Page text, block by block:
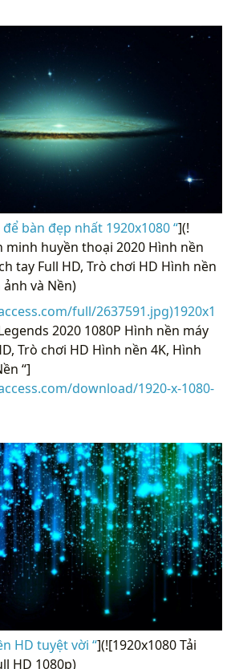
bàn đẹp nhất 1920x1080 “](!
minh huyền thoại 2020 Hình nền
tay Full HD, Trò chơi HD Hình nền
và Nền)
full/2637591.jpg)1920x1
2020 1080P Hình nền máy
Trò chơi HD Hình nền 4K, Hình
“]
download/1920-x-1080-
HD tuyệt vời “](![1920x1080 Tải
HD 1080p)